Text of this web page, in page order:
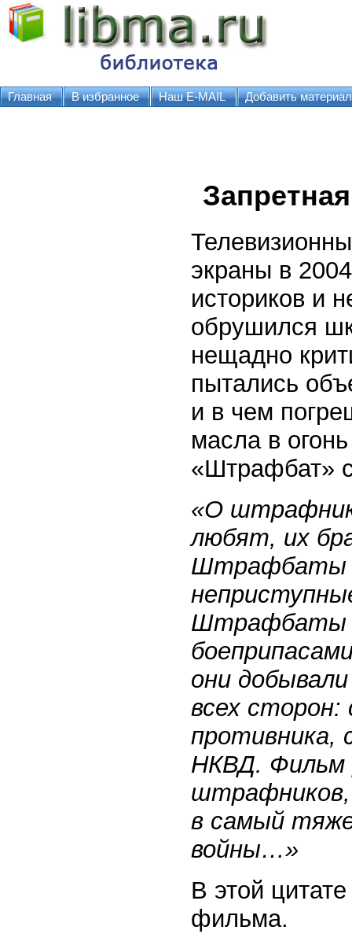
Главная В избранное Наш E-MAIL Добавить материал
экраны в
историков и
обрушился
нещадно
пытались
и в чем
масла в
«Штрафбат»
«О
любят, их
Штрафбаты
Штрафбаты
они
всех сторон:
противника,
НКВД. Фильм
штрафников,
в самый
войны…»
В этой
фильма.